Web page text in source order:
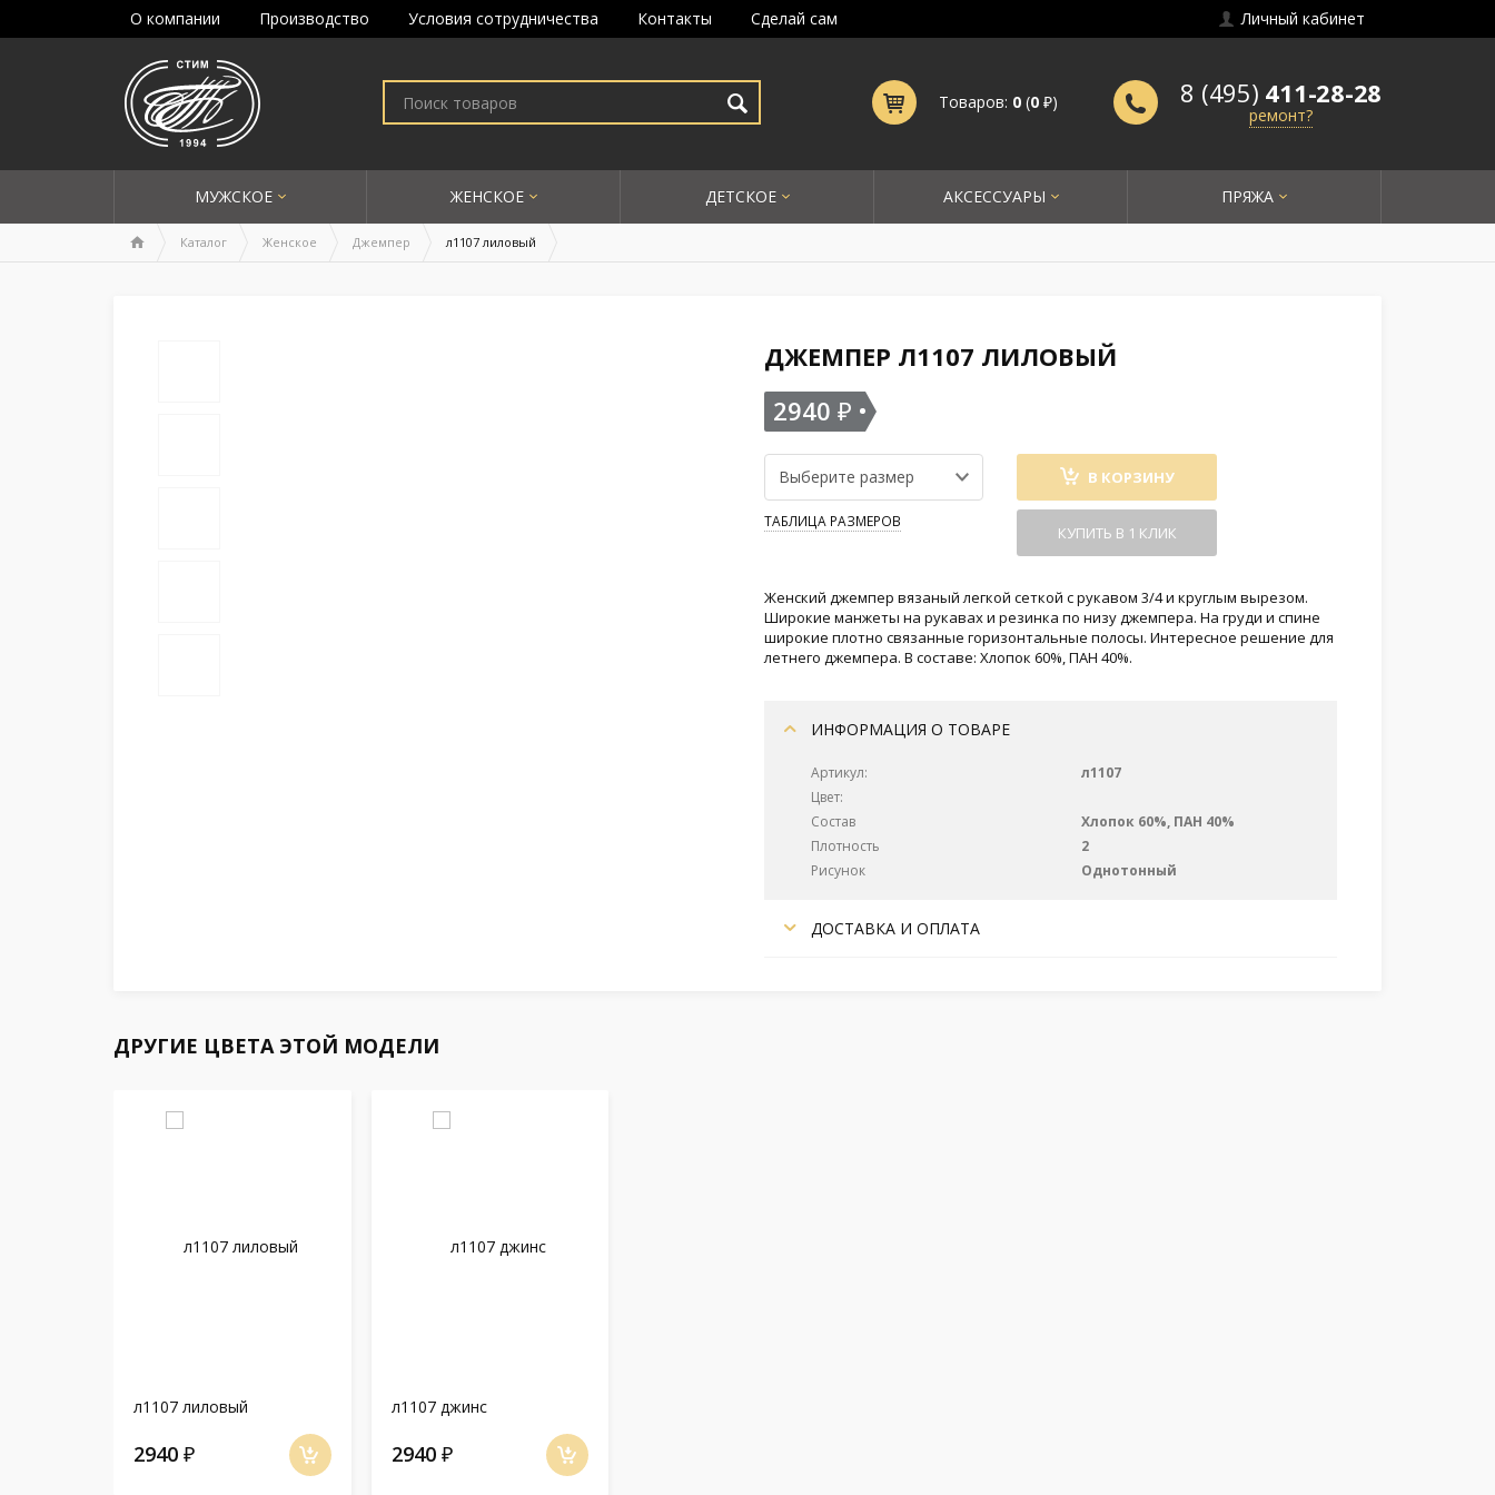
О компании Производство Условия сотрудничества Контакты Сделай сам Личный кабинет
8 (495) 411-28-28
ремонт?
Товаров: 0 (0 ₽)
МУЖСКОЕ ЖЕНСКОЕ ДЕТСКОЕ АКСЕССУАРЫ ПРЯЖА
Каталог Женское Джемпер л1107 лиловый
ДЖЕМПЕР Л1107 ЛИЛОВЫЙ
2940 ₽
ТАБЛИЦА РАЗМЕРОВ
В КОРЗИНУ
КУПИТЬ В 1 КЛИК
Женский джемпер вязаный легкой сеткой с рукавом 3/4 и круглым вырезом.
Широкие манжеты на рукавах и резинка по низу джемпера. На груди и спине
широкие плотно связанные горизонтальные полосы. Интересное решение для
летнего джемпера. В составе: Хлопок 60%, ПАН 40%.
ИНФОРМАЦИЯ О ТОВАРЕ
Артикул:
л1107
Цвет:
Состав
Хлопок 60%, ПАН 40%
Плотность
2
Рисунок
Однотонный
ДОСТАВКА И ОПЛАТА
ДРУГИЕ ЦВЕТА ЭТОЙ МОДЕЛИ
л1107 лиловый
2940 ₽
л1107 джинс
2940₽